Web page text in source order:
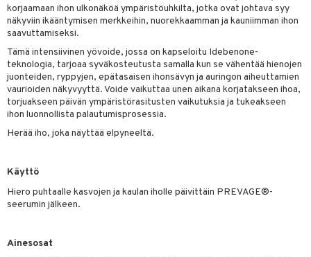
korjaamaan ihon ulkonäköä ympäristöuhkilta, jotka ovat johtava syy
näkyviin ikääntymisen merkkeihin, nuorekkaamman ja kauniimman ihon
saavuttamiseksi.
Tämä intensiivinen yövoide, jossa on kapseloitu Idebenone-
teknologia, tarjoaa syväkosteutusta samalla kun se vähentää hienojen
juonteiden, ryppyjen, epätasaisen ihonsävyn ja auringon aiheuttamien
vaurioiden näkyvyyttä. Voide vaikuttaa unen aikana korjatakseen ihoa,
torjuakseen päivän ympäristörasitusten vaikutuksia ja tukeakseen
ihon luonnollista palautumisprosessia.
Herää iho, joka näyttää elpyneeltä.
Käyttö
Hiero puhtaalle kasvojen ja kaulan iholle päivittäin PREVAGE®-
seerumin jälkeen.
Ainesosat
3: Kosteutus
ja naamiot
Huulten Hoito
Elixir
Happy
Happy For Men
Miehille
& Ihonpuhdistus